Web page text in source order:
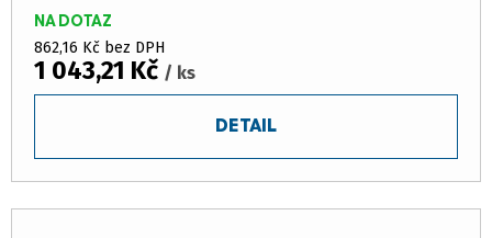
NA DOTAZ
862,16 Kč bez DPH
1 043,21 Kč / ks
DETAIL
oheň...